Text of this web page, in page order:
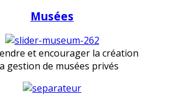
Musées
et encourager la création
gestion de musées privés